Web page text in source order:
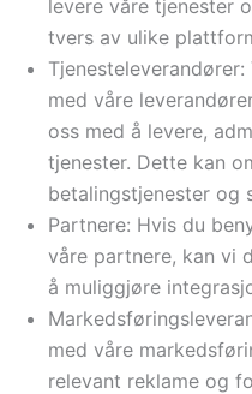
levere våre tjenester
tvers av ulike
med våre
oss med å levere,
tjenester. Dette kan
betalingstjenester og
Partnere: Hvis du
våre partnere, kan vi
å muliggjøre
med våre
relevant reklame og